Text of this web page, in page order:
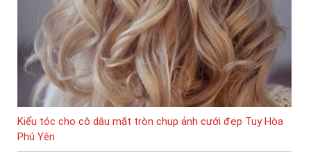
Kiểu tóc cho cô dâu mặt tròn chụp ảnh cưới đẹp Tuy Hòa
Phú Yên